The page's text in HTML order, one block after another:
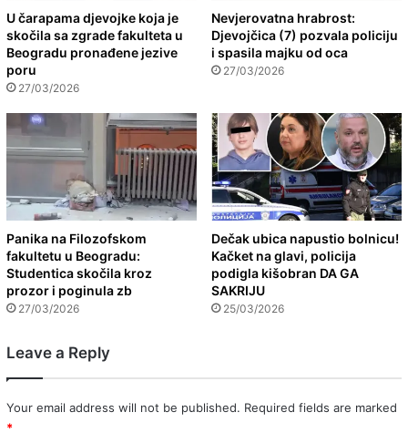
U čarapama djevojke koja je
skočila sa zgrade fakulteta u
Beogradu pronađene jezive
poru
27/03/2026
Nevjerovatna hrabrost:
Djevojčica (7) pozvala policiju
i spasila majku od oca
27/03/2026
Panika na Filozofskom
fakultetu u Beogradu:
Studentica skočila kroz
prozor i poginula zb
27/03/2026
Dečak ubica napustio bolnicu!
Kačket na glavi, policija
podigla kišobran DA GA
SAKRIJU
25/03/2026
Leave a Reply
Your email address will not be published. Required fields are marked
*